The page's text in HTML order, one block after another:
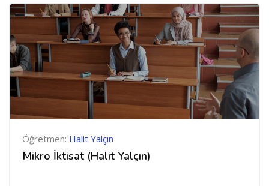
Öğretmen: Halit Yalçın
Mikro İktisat (Halit Yalçın)